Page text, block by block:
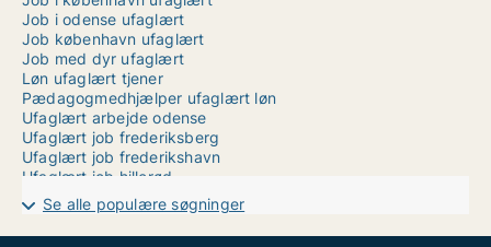
Job i odense ufaglært
Job københavn ufaglært
Job med dyr ufaglært
Løn ufaglært tjener
Pædagogmedhjælper ufaglært løn
Ufaglært arbejde odense
Ufaglært job frederiksberg
Ufaglært job frederikshavn
Ufaglært job hillerød
Ufaglært job odense
Ufaglært job skejby sygehus
Ufaglært operatør løn novo nordisk
Se alle populære søgninger